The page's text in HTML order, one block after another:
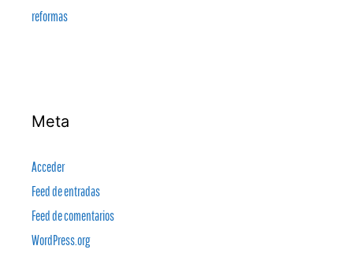
reformas
Meta
Acceder
Feed de entradas
Feed de comentarios
WordPress.org